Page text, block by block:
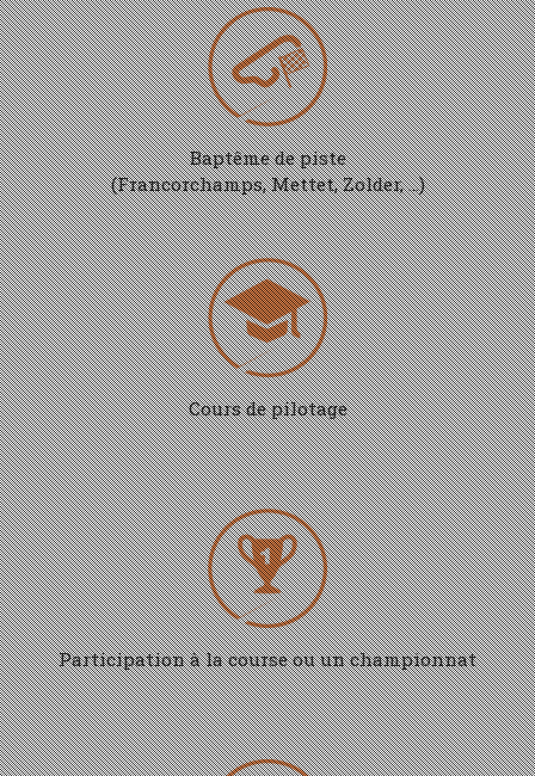
Baptême de piste
(Francorchamps, Mettet, Zolder, …)
Cours de pilotage
Participation à la course ou un championnat